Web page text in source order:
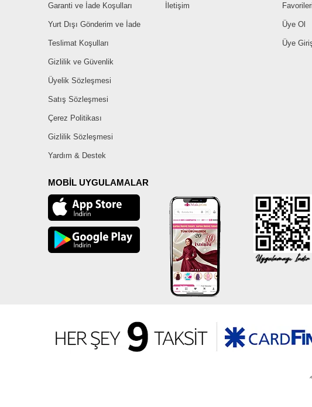
Garanti ve İade Koşulları
Yurt Dışı Gönderim ve İade
Teslimat Koşulları
Gizlilik ve Güvenlik
Üyelik Sözleşmesi
Satış Sözleşmesi
Çerez Politikası
Gizlilik Sözleşmesi
Yardım & Destek
İletişim
Üye Ol
Üye
MOBİL UYGULAMALAR